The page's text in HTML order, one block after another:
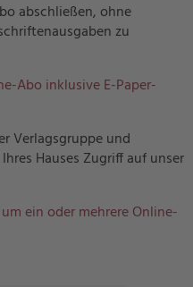
abschließen, ohne
zu
Abo inklusive E-Paper-
Verlagsgruppe und
Hauses Zugriff auf unser
ein oder mehrere Online-